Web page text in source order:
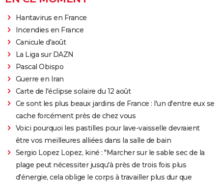
Hantavirus en France
Incendies en France
Canicule d'août
La Liga sur DAZN
Pascal Obispo
Guerre en Iran
Carte de l'éclipse solaire du 12 août
Ce sont les plus beaux jardins de France : l'un d'entre eux se
cache forcément près de chez vous
Voici pourquoi les pastilles pour lave-vaisselle devraient
être vos meilleures alliées dans la salle de bain
Sergio Lopez Lopez, kiné : "Marcher sur le sable sec de la
plage peut nécessiter jusqu'à près de trois fois plus
d'énergie, cela oblige le corps à travailler plus dur que